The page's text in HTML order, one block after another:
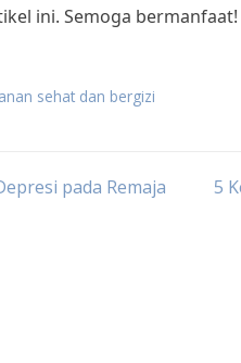
ini. Semoga bermanfaat!
sehat dan bergizi
pada Remaja
5